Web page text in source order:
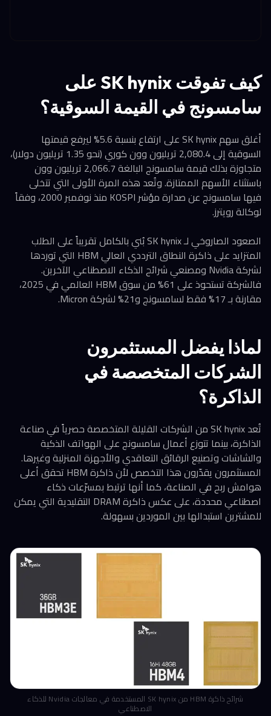
كيف تفوقت SK hynix على
سامسونج في القيمة السوقية؟
أغلق سهم SK hynix على ارتفاع بنسبة 5.6% ليرفع قيمتها
السوقية إلى 2,080.4 تريليون وون كوري (نحو 1.35 تريليون دولار)،
متجاوزة بذلك قيمة سامسونج البالغة 2,066.7 تريليون وون
باستثناء الأسهم الممتازة. وتُعد هذه المرة الأولى التي تتخلى
فيها سامسونج عن صدارة مؤشر KOSPI منذ نوفمبر 2000، وفقاً
لوكالة رويترز.
الصعود الصاروخي لـ SK hynix بُني بالكامل تقريباً على الطلب
المتزايد على ذاكرة النطاق الترددي العالي HBM التي توردها
لشركة Nvidia ومصنعي شرائح الذكاء الاصطناعي الآخرين.
فالشركة تستحوذ على 61% من سوق HBM العالمي في 2025،
مقارنة بـ 17% فقط لسامسونج و21% لشركة Micron.
لماذا يفضل المستثمرون
الشركات المتخصصة في
الذاكرة؟
تُعد SK hynix من الشركات القليلة المتخصصة حصرياً في صناعة
الذاكرة، بينما تتوزع أعمال سامسونج على الهواتف الذكية
والشاشات وتصنيع الرقائق التعاقدي والأجهزة المنزلية وغيرها.
المستثمرون يقدّرون هذا التخصص لأن ذاكرة HBM تحقق أعلى
هوامش ربح في الصناعة، كما أنها ترتبط بمسرّعات ذكاء
اصطناعي محددة، على عكس ذاكرة DRAM التقليدية التي يمكن
للمشترين استبدالها بين الموردين بسهولة.
شرائح ذاكرة HBM من SK hynix المستخدمة في معالجات Nvidia للذكاء
الاصطناعي